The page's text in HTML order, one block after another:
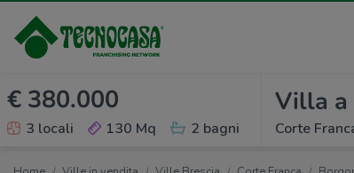
€ 380.000
3 locali 130 Mq 2 bagni
Villa a
Corte